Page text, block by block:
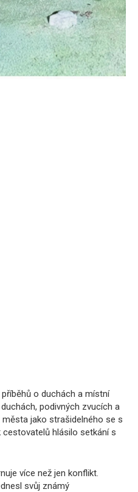
o duchách a místní
podivných zvucích a
jako strašidelného se s
hlásilo setkání s
více než jen konflikt.
svůj známý